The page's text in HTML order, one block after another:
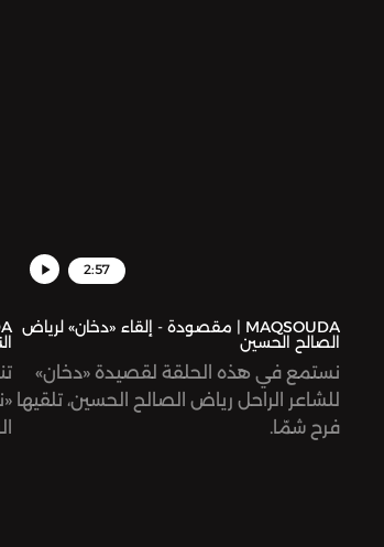
2:57
MAQSOUDA | مقصودة - إلقاء «دخان» لرياض
الصالح الحسين
نستمع في هذه الحلقة لقصيدة «دخان»
للشاعر الراحل رياض الصالح الحسين، تلقيها
فرح شمّا.